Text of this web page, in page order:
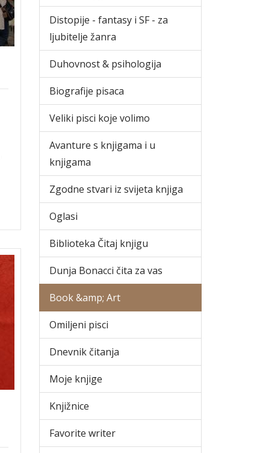
Distopije - fantasy i SF - za
ljubitelje žanra
Duhovnost & psihologija
Biografije pisaca
Veliki pisci koje volimo
Avanture s knjigama i u
knjigama
Zgodne stvari iz svijeta knjiga
Oglasi
Biblioteka Čitaj knjigu
Dunja Bonacci čita za vas
Book &amp; Art
Omiljeni pisci
Dnevnik čitanja
Moje knjige
Knjižnice
Favorite writer